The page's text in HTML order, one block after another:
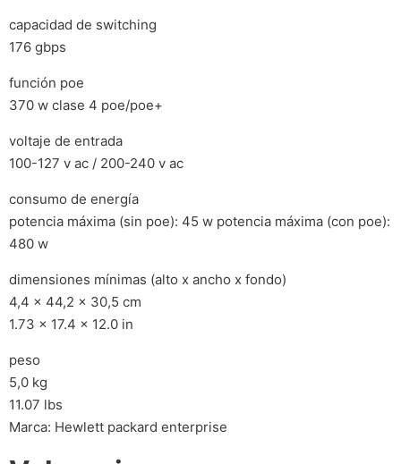
capacidad de switching
176 gbps
función poe
370 w clase 4 poe/poe+
voltaje de entrada
100-127 v ac / 200-240 v ac
consumo de energía
potencia máxima (sin poe): 45 w potencia máxima (con poe):
480 w
dimensiones mínimas (alto x ancho x fondo)
4,4 x 44,2 x 30,5 cm
1.73 x 17.4 x 12.0 in
peso
5,0 kg
11.07 lbs
Marca: Hewlett packard enterprise